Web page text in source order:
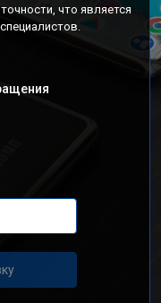
что является